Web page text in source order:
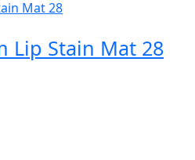
Lip Stain Mat 28